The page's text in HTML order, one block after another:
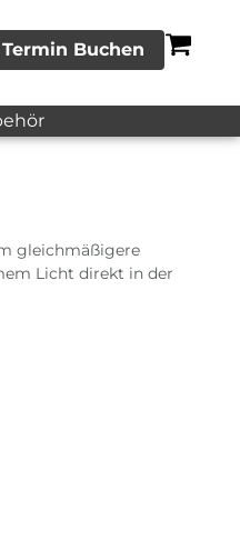
Termin Buchen
gleichmäßigere
Licht direkt in der